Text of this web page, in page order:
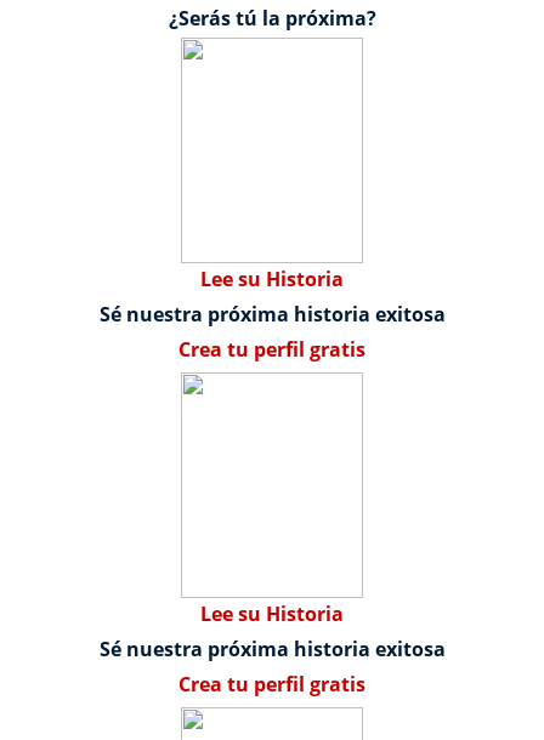
¿Serás tú la próxima?
Lee su Historia
Sé nuestra próxima historia exitosa
Crea tu perfil gratis
Lee su Historia
Sé nuestra próxima historia exitosa
Crea tu perfil gratis